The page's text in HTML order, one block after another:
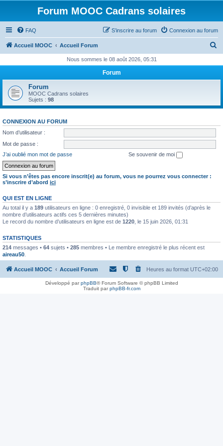
Forum MOOC Cadrans solaires
FAQ Connexion au forum
S’inscrire au forum
Accueil MOOC Accueil Forum
h
r
Nous sommes le 08 août 2026, 05:31
Forum
Forum
MOOC Cadrans solaires
Sujets : 98
CONNEXION AU FORUM
Nom d’utilisateur :
Mot de passe :
J’ai oublié mon mot de passe
Se souvenir de moi
Si vous n’êtes pas encore inscrit(e) au forum, vous ne pourrez vous connecter :
s’inscrire d’abord ici
QUI EST EN LIGNE
Au total il y a 189 utilisateurs en ligne : 0 enregistré, 0 invisible et 189 invités (d’après le
nombre d’utilisateurs actifs ces 5 dernières minutes)
Le record du nombre d’utilisateurs en ligne est de 1220 , le 15 juin 2026, 01:31
STATISTIQUES
214 messages • 64 sujets • 285 membres • Le membre enregistré le plus récent est
aireau50
Accueil MOOC Accueil Forum Heures au format UTC+02:00
Développé parphpBB® Forum Software © phpBB Limited
Traduit parphpBB-fr.com